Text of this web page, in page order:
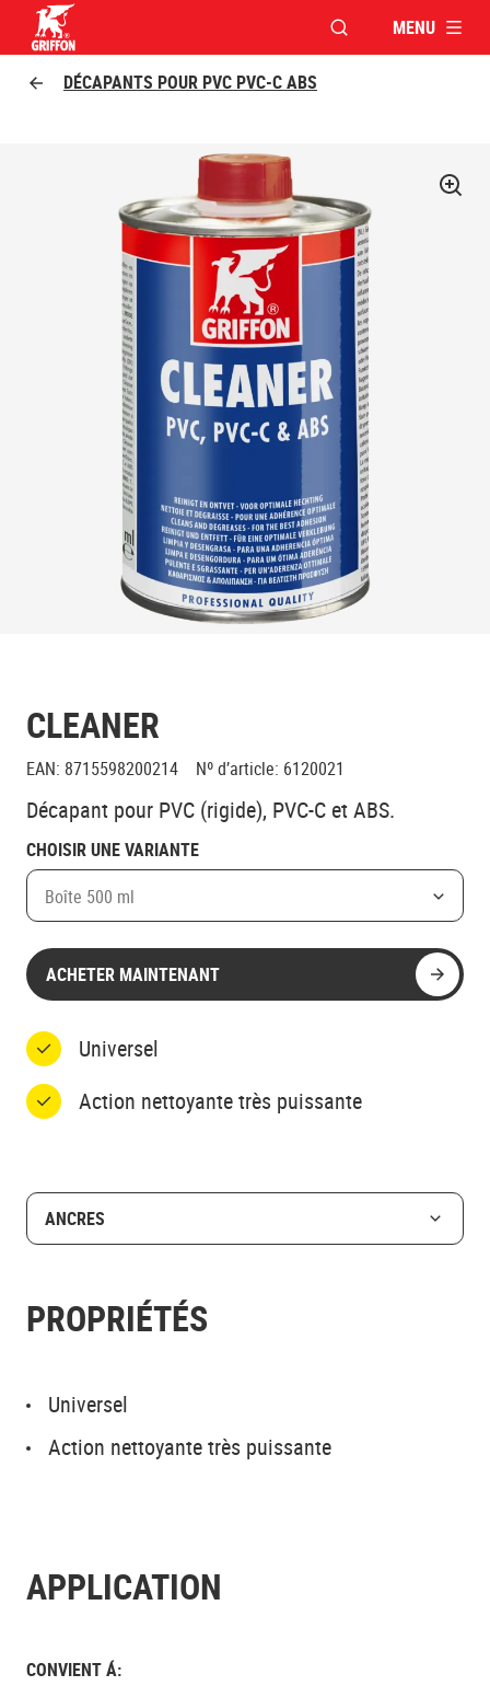
Griffon logo
OUVRIR LAMENU
DÉCAPANTS POUR PVC PVC-C ABS
CLEANER
EAN: 8715598200214 Nº d’article: 6120021
Décapant pour PVC (rigide), PVC-C et ABS.
CHOISIR UNE VARIANTE
Boîte 500 ml
ACHETER MAINTENANT
Universel
Action nettoyante très puissante
ANCRES
PROPRIÉTÉS
Universel
Action nettoyante très puissante
APPLICATION
CONVIENT Á: